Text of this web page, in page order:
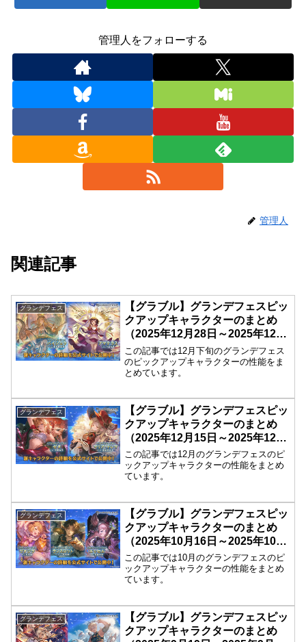
管理人をフォローする
管理人
関連記事
グランデフェス
【グラブル】グランデフェスピッ
クアップキャラクターのまとめ
（2025年12月28日～2025年12月
31日）
この記事では12月下旬のグランデフェス
のピックアップキャラクターの性能をま
とめています。
グランデフェス
【グラブル】グランデフェスピッ
クアップキャラクターのまとめ
（2025年12月15日～2025年12月
18日）
この記事では12月のグランデフェスのピ
ックアップキャラクターの性能をまとめ
ています。
グランデフェス
【グラブル】グランデフェスピッ
クアップキャラクターのまとめ
（2025年10月16日～2025年10月
19日）
この記事では10月のグランデフェスのピ
ックアップキャラクターの性能をまとめ
ています。
グランデフェス
【グラブル】グランデフェスピッ
クアップキャラクターのまとめ